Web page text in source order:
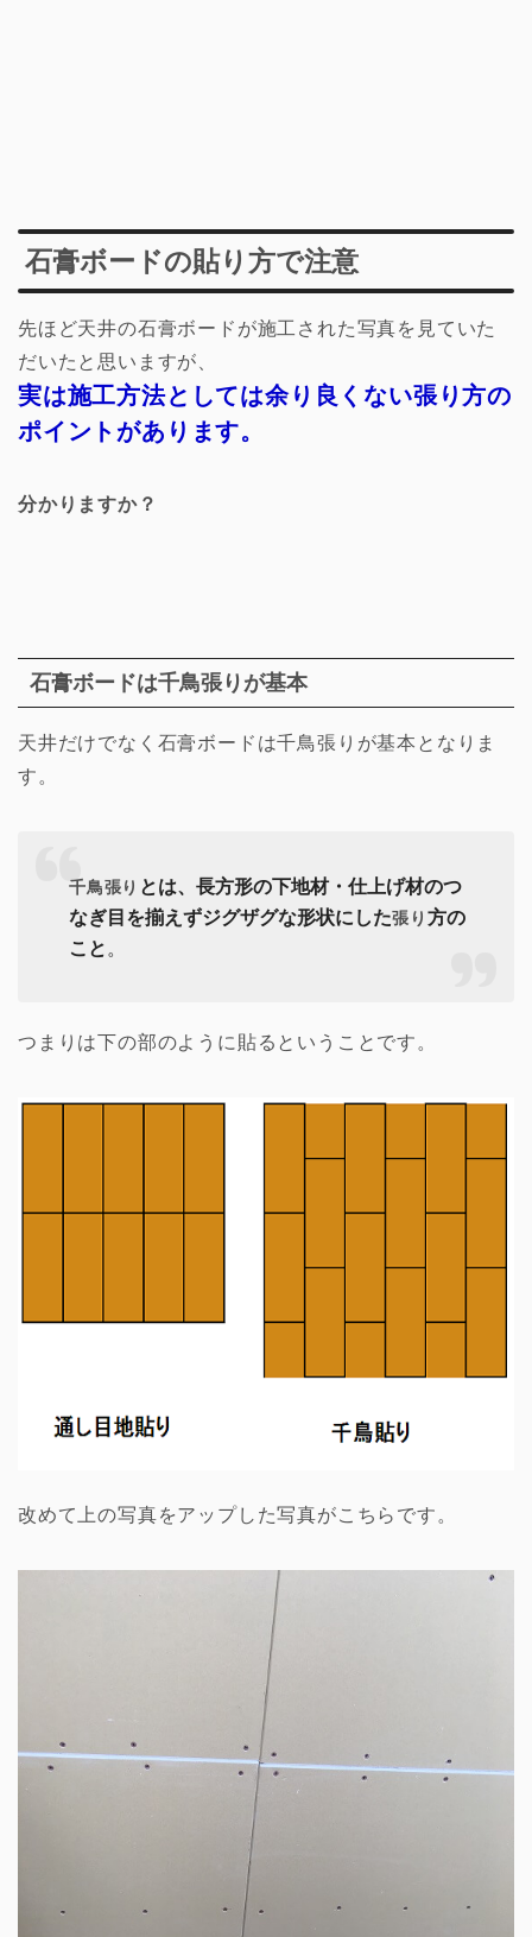
石膏ボードの貼り方で注意
先ほど天井の石膏ボードが施工された写真を見ていた
だいたと思いますが、
実は施工方法としては余り良くない張り方の
ポイントがあります。
分かりますか？
石膏ボードは千鳥張りが基本
天井だけでなく石膏ボードは千鳥張りが基本となりま
す。
千鳥張り とは、長方形の下地材・仕上げ材のつ
なぎ目を揃えずジグザグな形状にした張り 方の
こと 。
つまりは下の部のように貼るということです。
改めて上の写真をアップした写真がこちらです。